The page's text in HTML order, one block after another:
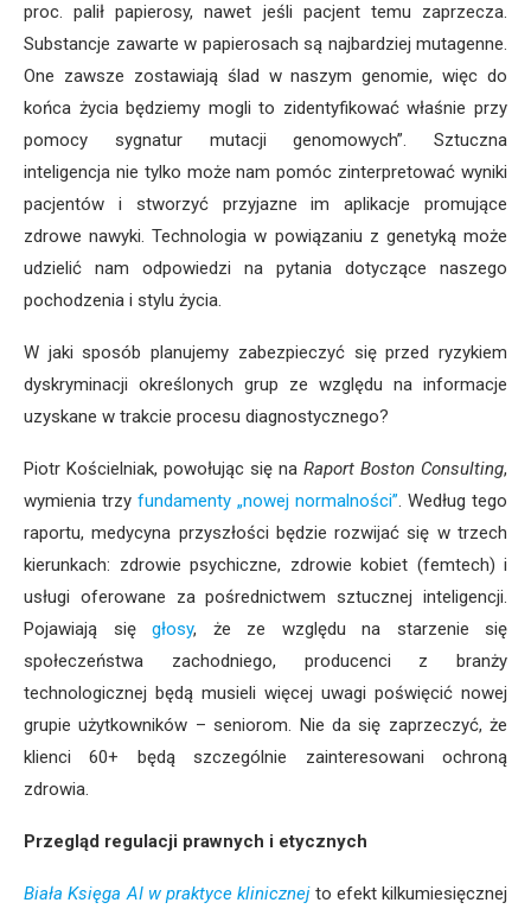
proc. palił papierosy, nawet jeśli pacjent temu zaprzecza.
Substancje zawarte w papierosach są najbardziej mutagenne.
One zawsze zostawiają ślad w naszym genomie, więc do
końca życia będziemy mogli to zidentyfikować właśnie przy
pomocy sygnatur mutacji genomowych”. Sztuczna
inteligencja nie tylko może nam pomóc zinterpretować wyniki
pacjentów i stworzyć przyjazne im aplikacje promujące
zdrowe nawyki. Technologia w powiązaniu z genetyką może
udzielić nam odpowiedzi na pytania dotyczące naszego
pochodzenia i stylu życia.
W jaki sposób planujemy zabezpieczyć się przed ryzykiem
dyskryminacji określonych grup ze względu na informacje
uzyskane w trakcie procesu diagnostycznego?
Piotr Kościelniak, powołując się na Raport Boston Consulting,
wymienia trzy fundamenty „nowej normalności”. Według tego
raportu, medycyna przyszłości będzie rozwijać się w trzech
kierunkach: zdrowie psychiczne, zdrowie kobiet (femtech) i
usługi oferowane za pośrednictwem sztucznej inteligencji.
Pojawiają się głosy, że ze względu na starzenie się
społeczeństwa zachodniego, producenci z branży
technologicznej będą musieli więcej uwagi poświęcić nowej
grupie użytkowników – seniorom. Nie da się zaprzeczyć, że
klienci 60+ będą szczególnie zainteresowani ochroną
zdrowia.
Przegląd regulacji prawnych i etycznych
Biała Księga AI w praktyce klinicznejto efekt kilkumiesięcznej